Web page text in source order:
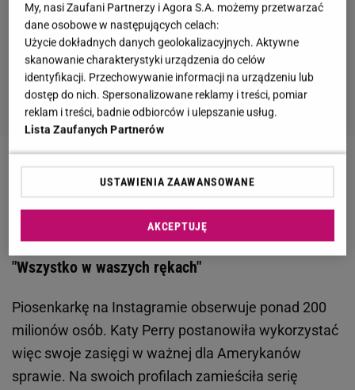
Zobacz wideoAmerykanie przez politykę
imigracyjną Trumpa tracą sąsiadów, a tego nie chcą
Katy Perry zwróciła się do swoich obserwatorów.
"Wszystko w waszych rękach"
Piosenkarkę na Instagramie obserwuje ponad 200
milionów osób. Katy Perry postanowiła wykorzystać
więc swoje zasięgi w ważnej dla Amerykanów
sprawie. Na swoich profilach zamieściła serię
My, nasi Zaufani Partnerzy i Agora S.A. możemy przetwarzać
dane osobowe w następujących celach:
Użycie dokładnych danych geolokalizacyjnych. Aktywne
skanowanie charakterystyki urządzenia do celów
identyfikacji. Przechowywanie informacji na urządzeniu lub
dostęp do nich. Spersonalizowane reklamy i treści, pomiar
reklam i treści, badnie odbiorców i ulepszanie usług.
Lista Zaufanych Partnerów
USTAWIENIA ZAAWANSOWANE
AKCEPTUJĘ